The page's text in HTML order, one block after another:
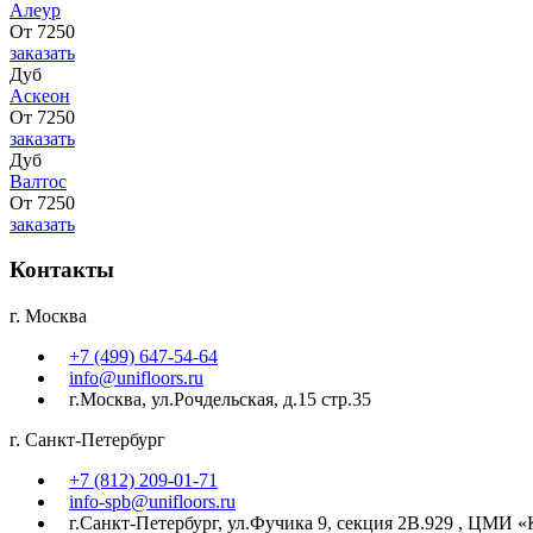
Алеур
От 7250
заказать
Дуб
Аскеон
От 7250
заказать
Дуб
Валтос
От 7250
заказать
Контакты
г. Москва
+7 (499) 647-54-64
info@unifloors.ru
г.Москва, ул.Рочдельская, д.15 стр.35
г. Санкт-Петербург
+7 (812) 209-01-71
info-spb@unifloors.ru
г.Санкт-Петербург, ул.Фучика 9, секция 2В.929 , ЦМИ